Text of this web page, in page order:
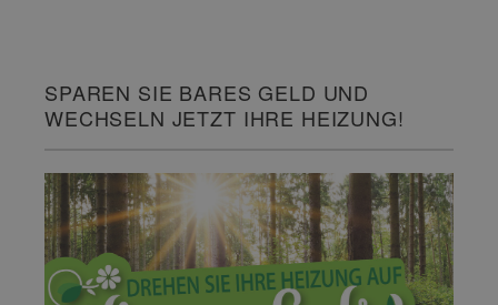
SPAREN SIE BARES GELD UND
WECHSELN JETZT IHRE HEIZUNG!